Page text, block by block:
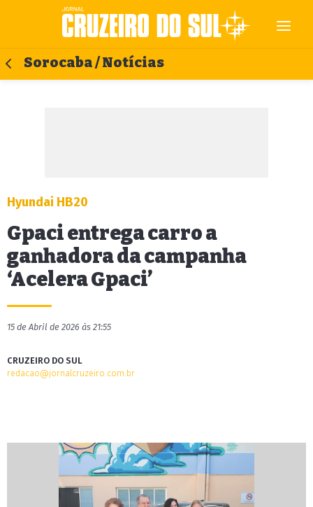
Sorocaba / Notícias
Hyundai HB20
Gpaci entrega carro a
ganhadora da campanha
‘Acelera Gpaci’
15 de Abril de 2026 às 21:55
CRUZEIRO DO SUL
redacao@jornalcruzeiro.com.br